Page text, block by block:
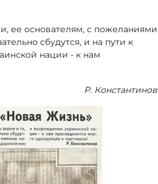
ее основателям, с пожеланиями
сбудутся, и на пути к
нации - к нам
Р. Константинов